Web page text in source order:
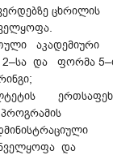
ცხრილის
აკადემიური
და ფორმა
და